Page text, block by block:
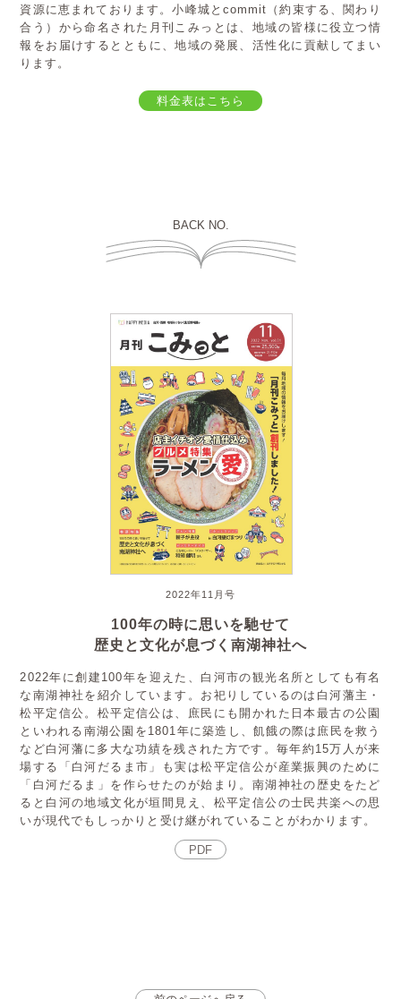
資源に恵まれております。小峰城とcommit（約束する、関わり
合う）から命名された月刊こみっとは、地域の皆様に役立つ情
報をお届けするとともに、地域の発展、活性化に貢献してまい
ります。
料金表はこちら
BACK NO.
2022年11月号
100年の時に思いを馳せて
歴史と文化が息づく南湖神社へ
2022年に創建100年を迎えた、白河市の観光名所としても有名
な南湖神社を紹介しています。お祀りしているのは白河藩主・
松平定信公。松平定信公は、庶民にも開かれた日本最古の公園
といわれる南湖公園を1801年に築造し、飢餓の際は庶民を救う
など白河藩に多大な功績を残された方です。毎年約15万人が来
場する「白河だるま市」も実は松平定信公が産業振興のために
「白河だるま」を作らせたのが始まり。南湖神社の歴史をたど
ると白河の地域文化が垣間見え、松平定信公の士民共楽への思
いが現代でもしっかりと受け継がれていることがわかります。
PDF